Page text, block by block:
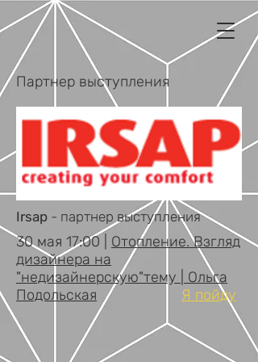
Партнер выступления
Irsap - партнер выступления
30 мая 17:00 | Отопление. Взгляд
дизайнера на
"недизайнерскую"тему | Ольга
Подольская
Я пойду